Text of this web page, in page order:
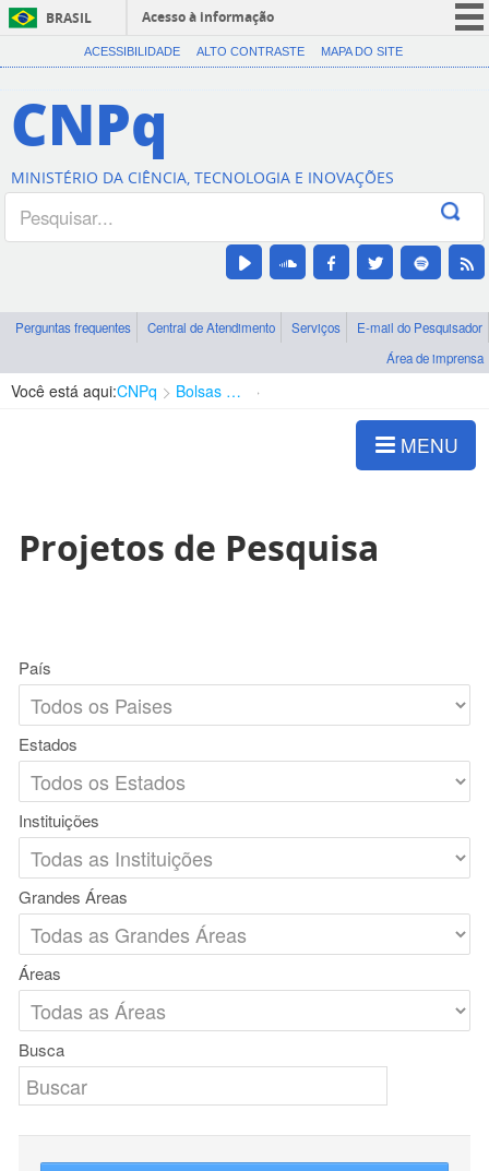
BRASIL
Acesso à informação
CORONAVÍRUS (COVID-19)
Canais
ACESSIBILIDADE ALTO CONTRASTE MAPA DO SITE
CNPq
MINISTÉRIO DA CIÊNCIA, TECNOLOGIA E INOVAÇÕES
Perguntas frequentes Central de Atendimento Serviços
E-mail do Pesquisador
Área de imprensa
Você está aqui:CNPq Bolsas e Auxílios Vigentes
MENU
Projetos de Pesquisa
País
Estados
Instituições
Grandes Áreas
Áreas
Busca